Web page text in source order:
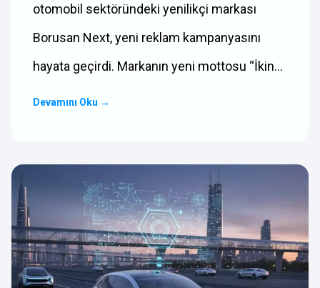
otomobil sektöründeki yenilikçi markası
Borusan Next, yeni reklam kampanyasını
hayata geçirdi. Markanın yeni mottosu “İkinci
elde birinci…
Devamını Oku →